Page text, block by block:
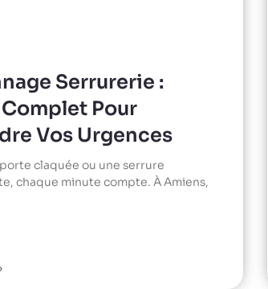
Serrurerie :
Pour
Vos Urgences
porte claquée ou une serrure
chaque minute compte. À Amiens,